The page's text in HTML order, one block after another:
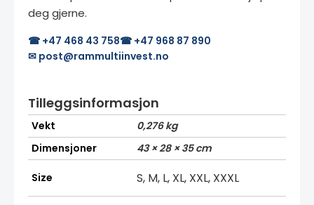
deg gjerne.
☎ +47 468 43 758☎ +47 968 87 890
✉ post@rammultiinvest.no
Tilleggsinformasjon
Vekt
0,276 kg
Dimensjoner
43 × 28 × 35 cm
Size S, M, L, XL, XXL, XXXL